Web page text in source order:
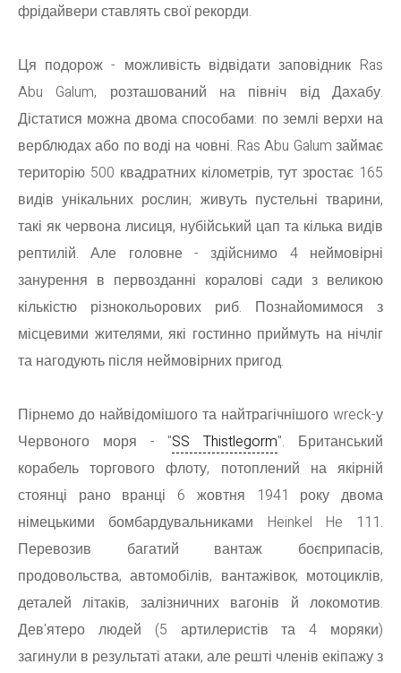
фрідайвери ставлять свої рекорди.
Ця подорож - можливість відвідати заповідник Ras
Abu Galum, розташований на північ від Дахабу.
Дістатися можна двома способами: по землі верхи на
верблюдах або по воді на човні. Ras Abu Galum займає
територію 500 квадратних кілометрів, тут зростає 165
видів унікальних рослин; живуть пустельні тварини,
такі як червона лисиця, нубійський цап та кілька видів
рептилій. Але головне - здійснимо 4 неймовірні
занурення в первозданні коралові сади з великою
кількістю різнокольорових риб. Познайомимося з
місцевими жителями, які гостинно приймуть на нічліг
та нагодують після неймовірних пригод.
Пірнемо до найвідомішого та найтрагічнішого wreck-у
Червоного моря - "SS Thistlegorm". Британський
корабель торгового флоту, потоплений на якірній
стоянці рано вранці 6 жовтня 1941 року двома
німецькими бомбардувальниками Heinkel He 111.
Перевозив багатий вантаж боєприпасів,
продовольства, автомобілів, вантажівок, мотоциклів,
деталей літаків, залізничних вагонів й локомотив.
Дев'ятеро людей (5 артилеристів та 4 моряки)
загинули в результаті атаки, але решті членів екіпажу з